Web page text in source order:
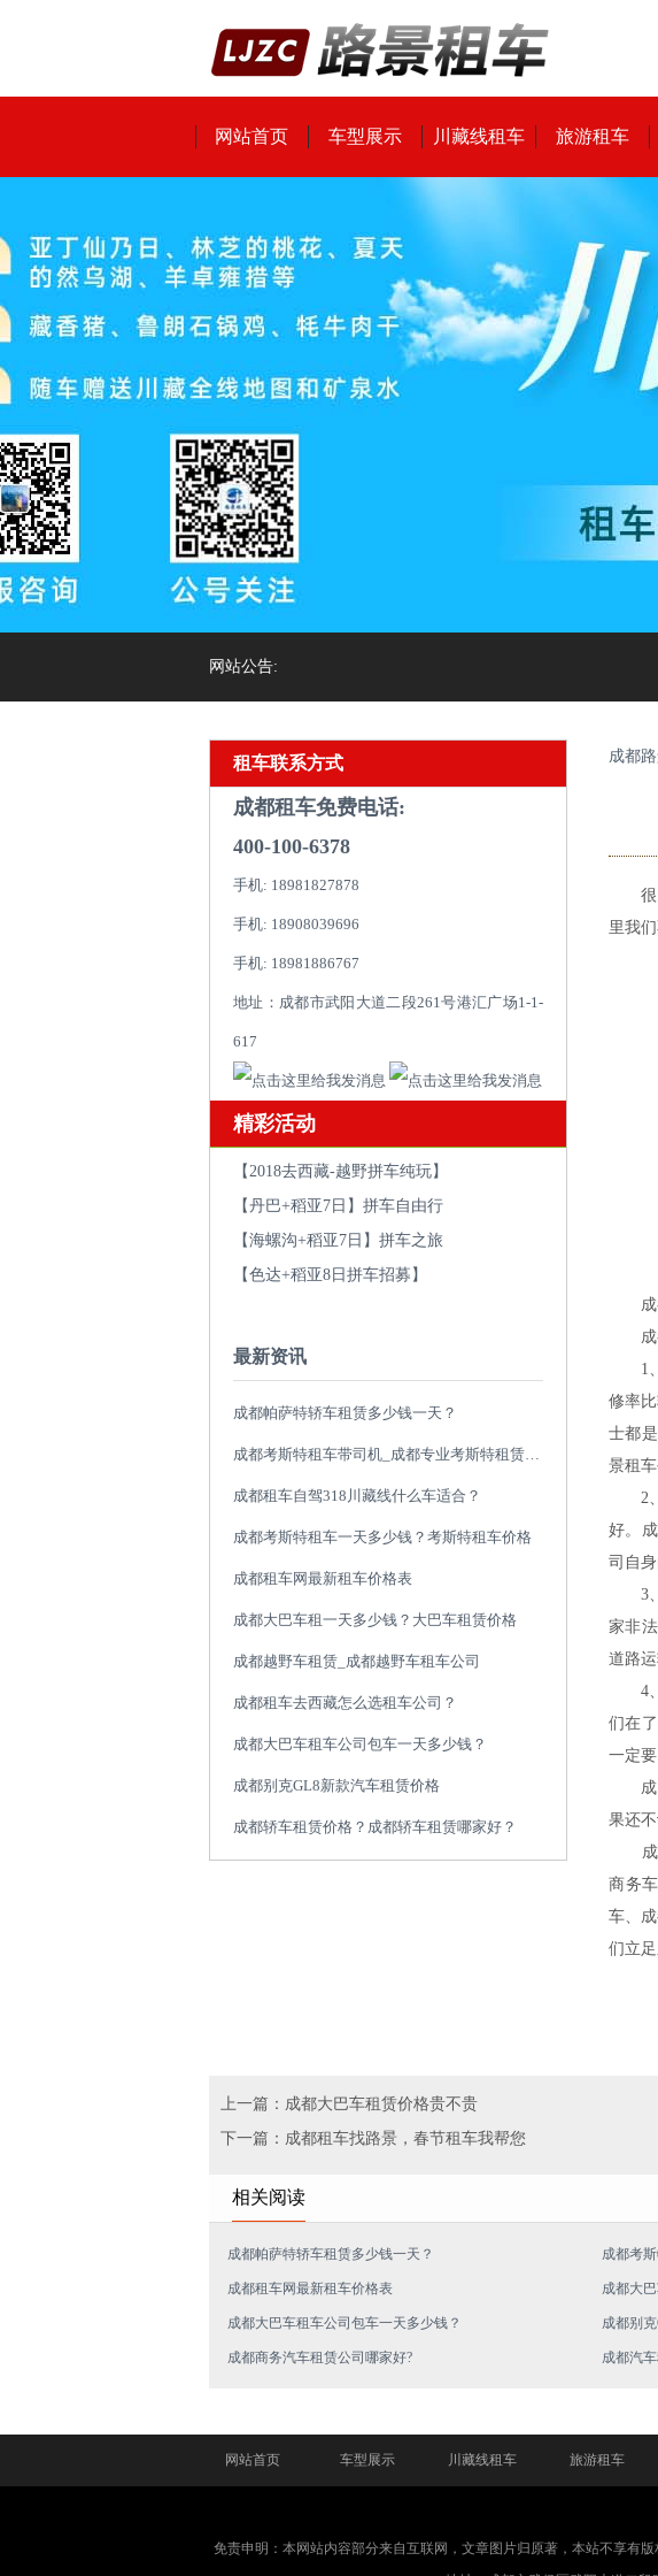
网站首页 车型展示 川藏线租车 旅游租车
网站公告:
租车联系方式
成都租车免费电话:
400-100-6378
手机: 18981827878
手机: 18908039696
手机: 18981886767
地址：成都市武阳大道二段261号港汇广场1-1-
617
精彩活动
【2018去西藏-越野拼车纯玩】
【丹巴+稻亚7日】拼车自由行
【海螺沟+稻亚7日】拼车之旅
【色达+稻亚8日拼车招募】
最新资讯
成都帕萨特轿车租赁多少钱一天？
成都考斯特租车带司机_成都专业考斯特租赁平台
成都租车自驾318川藏线什么车适合？
成都考斯特租车一天多少钱？考斯特租车价格
成都租车网最新租车价格表
成都大巴车租一天多少钱？大巴车租赁价格
成都越野车租赁_成都越野车租车公司
成都租车去西藏怎么选租车公司？
成都大巴车租车公司包车一天多少钱？
成都别克GL8新款汽车租赁价格
成都轿车租赁价格？成都轿车租赁哪家好？
成都
很多
里我
成都
成都
1、
修率
士都
景租
2、
好。
司自身
3、
家非
道路
4、
们在
一定
成都
果还
成都
商务
车、
们立
上一篇：成都大巴车租赁价格贵不贵
下一篇：成都租车找路景，春节租车我帮您
相关阅读
成都帕萨特轿车租赁多少钱一天？ 成都考
成都租车网最新租车价格表 成都大
成都大巴车租车公司包车一天多少钱？ 成都别
成都商务汽车租赁公司哪家好? 成都汽
网站首页 车型展示 川藏线租车 旅游租车
免责申明：本网站内容部分来自互联网，文章图片归原著，本站不享有